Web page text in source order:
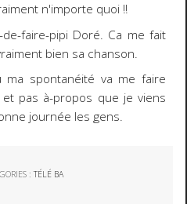
n'importe quoi !!
faire-pipi Doré. Ca me fait
bien sa chanson.
spontanéité va me faire
pas à-propos que je viens
journée les gens.
:TÉLÉ BA